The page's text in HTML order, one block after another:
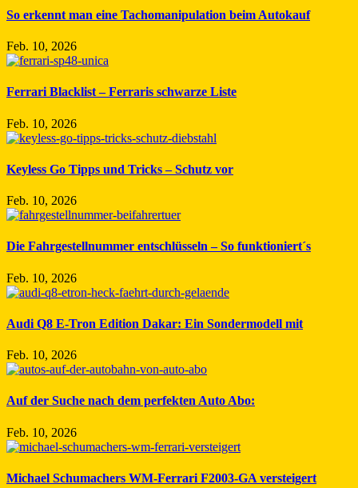
So erkennt man eine Tachomanipulation beim Autokauf
Feb. 10, 2026
Ferrari Blacklist – Ferraris schwarze Liste
Feb. 10, 2026
Keyless Go Tipps und Tricks – Schutz vor
Feb. 10, 2026
Die Fahrgestellnummer entschlüsseln – So funktioniert´s
Feb. 10, 2026
Audi Q8 E-Tron Edition Dakar: Ein Sondermodell mit
Feb. 10, 2026
Auf der Suche nach dem perfekten Auto Abo:
Feb. 10, 2026
Michael Schumachers WM-Ferrari F2003-GA versteigert